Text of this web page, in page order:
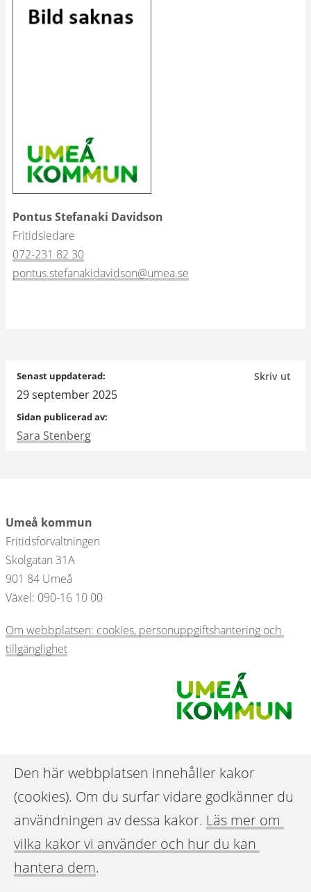
Pontus Stefanaki Davidson
Fritidsledare
072-231 82 30
pontus.stefanakidavidson@umea.se
Skriv ut
Senast uppdaterad:
29 september 2025
Sidan publicerad av:
Sara Stenberg
Umeå kommun
Fritidsförvaltningen
Skolgatan 31A
901 84 Umeå
Växel: 090-16 10 00
Om webbplatsen: cookies, personuppgiftshantering och
tillgänglighet
Den här webbplatsen innehåller kakor
(cookies). Om du surfar vidare godkänner du
användningen av dessa kakor. Läs mer om
vilka kakor vi använder och hur du kan
hantera dem.